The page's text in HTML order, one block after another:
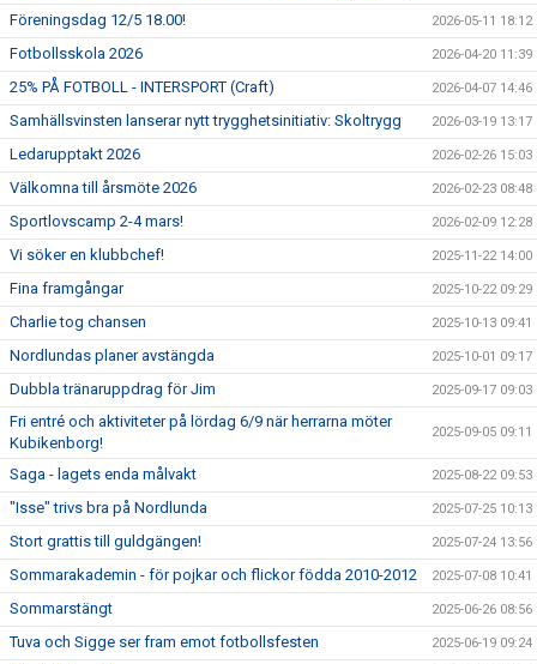
Föreningsdag 12/5 18.00! 2026-05-11 18:12
Fotbollsskola 2026 2026-04-20 11:39
25% PÅ FOTBOLL - INTERSPORT (Craft) 2026-04-07 14:46
Samhällsvinsten lanserar nytt trygghetsinitiativ: Skoltrygg 2026-03-19 13:17
Ledarupptakt 2026 2026-02-26 15:03
Välkomna till årsmöte 2026 2026-02-23 08:48
Sportlovscamp 2-4 mars! 2026-02-09 12:28
Vi söker en klubbchef! 2025-11-22 14:00
Fina framgångar 2025-10-22 09:29
Charlie tog chansen 2025-10-13 09:41
Nordlundas planer avstängda 2025-10-01 09:17
Dubbla tränaruppdrag för Jim 2025-09-17 09:03
Fri entré och aktiviteter på lördag 6/9 när herrarna möter
Kubikenborg!
2025-09-05 09:11
Saga - lagets enda målvakt 2025-08-22 09:53
"Isse" trivs bra på Nordlunda 2025-07-25 10:13
Stort grattis till guldgängen! 2025-07-24 13:56
Sommarakademin - för pojkar och flickor födda 2010-2012 2025-07-08 10:41
Sommarstängt 2025-06-26 08:56
Tuva och Sigge ser fram emot fotbollsfesten 2025-06-19 09:24